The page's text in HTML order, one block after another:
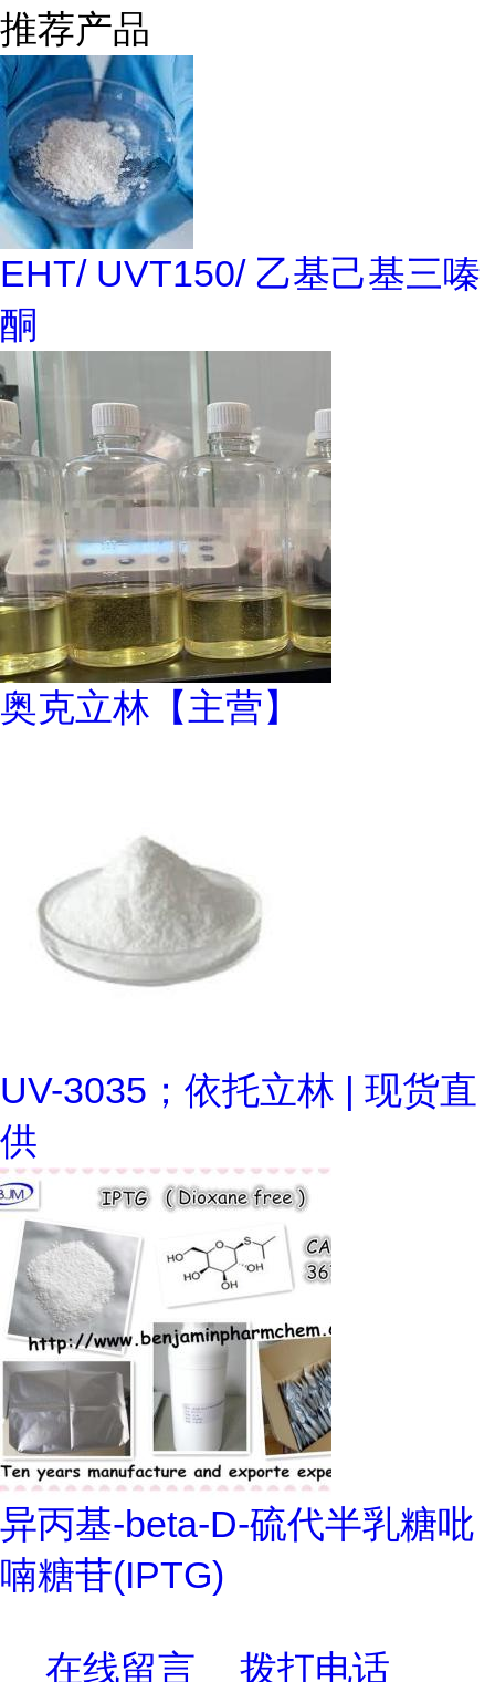
推荐产品
EHT/ UVT150/ 乙基己基三嗪
酮
奥克立林【主营】
UV-3035；依托立林 | 现货直
供
异丙基-beta-D-硫代半乳糖吡
喃糖苷(IPTG)
在线留言 拨打电话